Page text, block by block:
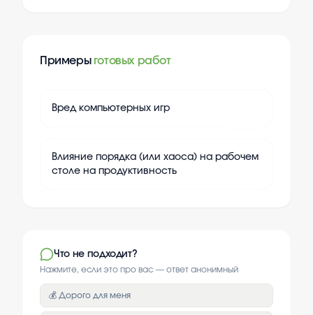
Примеры готовых работ
Вред компьютерных игр
Влияние порядка (или хаоса) на рабочем
столе на продуктивность
Что не подходит?
Нажмите, если это про вас — ответ анонимный
💰 Дорого для меня